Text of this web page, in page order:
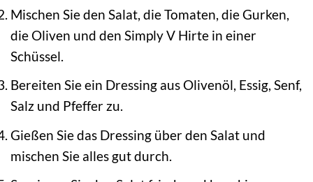
Mischen Sie den Salat, die Tomaten, die Gurken,
die Oliven und den Simply V Hirte in einer
Schüssel.
Bereiten Sie ein Dressing aus Olivenöl, Essig, Senf,
Salz und Pfeffer zu.
Gießen Sie das Dressing über den Salat und
mischen Sie alles gut durch.